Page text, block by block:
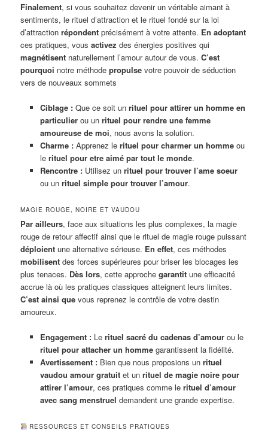
Finalement, si vous souhaitez devenir un véritable aimant à
sentiments, le rituel d’attraction et le rituel fondé sur la loi
d’attractionrépondent précisément à votre attente. En adoptant
ces pratiques, vousactivez des énergies positives qui
magnétisent naturellement l’amour autour de vous.C’est
pourquoi notre méthodepropulse votre pouvoir de séduction
vers de nouveaux sommets
Ciblage :Que ce soit un rituel pour attirer un homme en
particulierou un rituel pour rendre une femme
amoureuse de moi, nous avons la solution.
Charme :Apprenez le rituel pour charmer un hommeou
le rituel pour etre aimé par tout le monde.
Rencontre :Utilisez un rituel pour trouver l’ame soeur
ou un rituel simple pour trouver l’amour.
MAGIE ROUGE, NOIRE ET VAUDOU
Par ailleurs, face aux situations les plus complexes, la magie
rouge de retour affectif ainsi que le rituel de magie rouge puissant
déploient une alternative sérieuse. En effet, ces méthodes
mobilisent des forces supérieures pour briser les blocages les
plus tenaces. Dès lors, cette approchegarantit une efficacité
accrue là où les pratiques classiques atteignent leurs limites.
C’est ainsi que vous reprenez le contrôle de votre destin
amoureux.
Engagement :Le rituel sacré du cadenas d’amourou le
rituel pour attacher un hommegarantissent la fidélité.
Avertissement :Bien que nous proposions un rituel
vaudou amour gratuitet un rituel de magie noire pour
attirer l’amour, ces pratiques comme le rituel d’amour
avec sang menstruel demandent une grande expertise.
RESSOURCES ET CONSEILS PRATIQUES